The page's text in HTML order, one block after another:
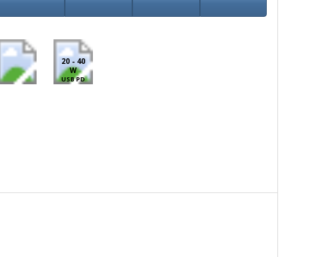
20 - 40
W
USB PD